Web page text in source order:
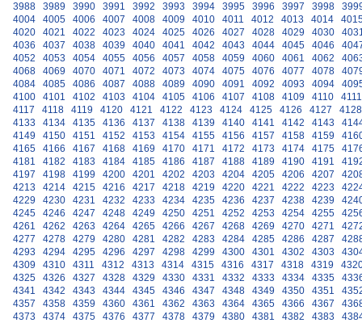
3988
3989 3990 3991 3992 3993 3994 3995 3996 3997 3998
4004
4005 4006 4007 4008 4009 4010 4011 4012 4013 4014
4020
4021 4022 4023 4024 4025 4026 4027 4028 4029 4030
4036
4037 4038 4039 4040 4041 4042 4043 4044 4045 4046
4052
4053 4054 4055 4056 4057 4058 4059 4060 4061 4062
4068
4069 4070 4071 4072 4073 4074 4075 4076 4077 4078
4084
4085 4086 4087 4088 4089 4090 4091 4092 4093 4094
4100
4101 4102 4103 4104 4105 4106 4107 4108 4109 4110
4111
4117
4118 4119 4120 4121 4122 4123 4124 4125 4126 4127
4128
4133
4134 4135 4136 4137 4138 4139 4140 4141 4142 4143
4149
4150 4151 4152 4153 4154 4155 4156 4157 4158 4159
4165
4166 4167 4168 4169 4170 4171 4172 4173 4174 4175
4181
4182 4183 4184 4185 4186 4187 4188 4189 4190 4191
4197
4198 4199 4200 4201 4202 4203 4204 4205 4206 4207
4213
4214 4215 4216 4217 4218 4219 4220 4221 4222 4223
4229
4230 4231 4232 4233 4234 4235 4236 4237 4238 4239
4245
4246 4247 4248 4249 4250 4251 4252 4253 4254 4255
4261
4262 4263 4264 4265 4266 4267 4268 4269 4270 4271
4277
4278 4279 4280 4281 4282 4283 4284 4285 4286 4287
4293
4294 4295 4296 4297 4298 4299 4300 4301 4302 4303
4309
4310 4311 4312 4313 4314 4315 4316 4317 4318 4319
4325
4326 4327 4328 4329 4330 4331 4332 4333 4334 4335
4341
4342 4343 4344 4345 4346 4347 4348 4349 4350 4351
4357
4358 4359 4360 4361 4362 4363 4364 4365 4366 4367
4373
4374 4375 4376 4377 4378 4379 4380 4381 4382 4383